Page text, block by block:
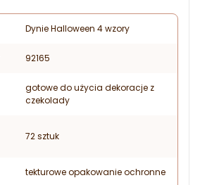
Dynie Halloween 4 wzory
92165
gotowe do użycia dekoracje z
czekolady
72 sztuk
tekturowe opakowanie ochronne